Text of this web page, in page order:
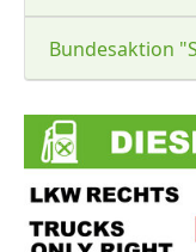
Bundesaktion